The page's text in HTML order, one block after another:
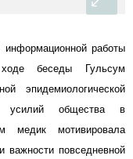
информационной работы
беседы Гульсум
эпидемиологической
усилий общества в
медик мотивировала
повседневной